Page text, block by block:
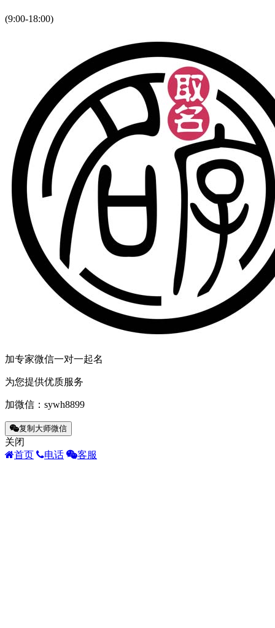
(9:00-18:00)
加专家微信一对一起名
为您提供优质服务
加微信： sywh8899
复制大师微信
关闭
首页
电话 客服